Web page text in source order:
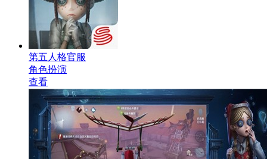
第五人格官服
角色扮演
查看